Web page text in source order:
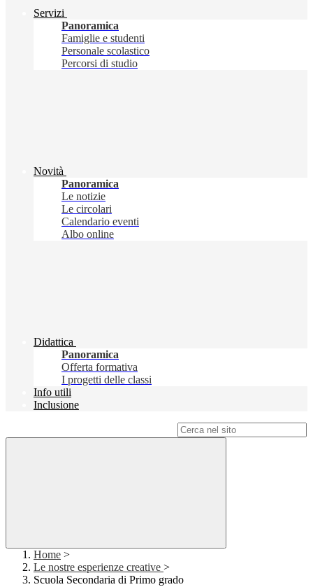
Servizi
Panoramica
Famiglie e studenti
Personale scolastico
Percorsi di studio
Novità
Panoramica
Le notizie
Le circolari
Calendario eventi
Albo online
Didattica
Panoramica
Offerta formativa
I progetti delle classi
Info utili
Inclusione
Home >
Le nostre esperienze creative >
Scuola Secondaria di Primo grado